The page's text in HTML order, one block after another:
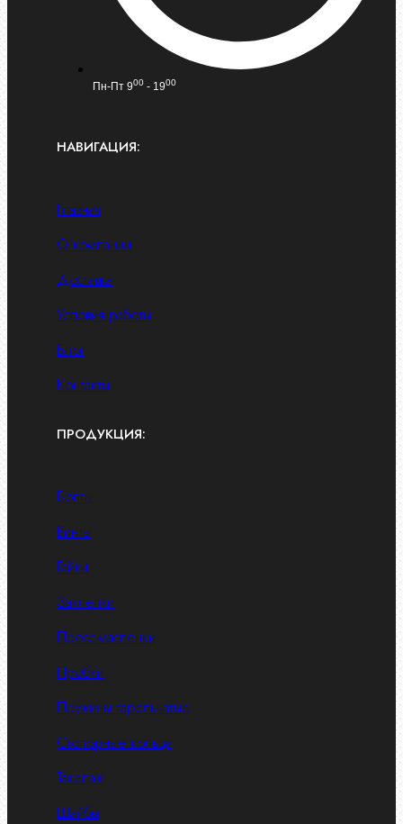
Пн-Пт 900 - 1900
НАВИГАЦИЯ:
Главная
О компании
Доставка
Условия работы
Блог
Контакты
ПРОДУКЦИЯ:
Болты
Винты
Гайки
Заклепки
Пресс-масленки
Пробки
Пружины тарельчатые
Стопорные кольца
Такелаж
Шайбы